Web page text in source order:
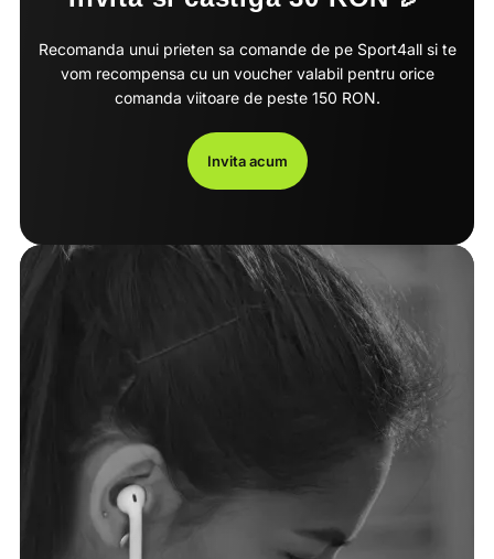
Recomanda unui prieten sa comande de pe Sport4all si te
vom recompensa cu un voucher valabil pentru orice
comanda viitoare de peste 150 RON.
Invita acum